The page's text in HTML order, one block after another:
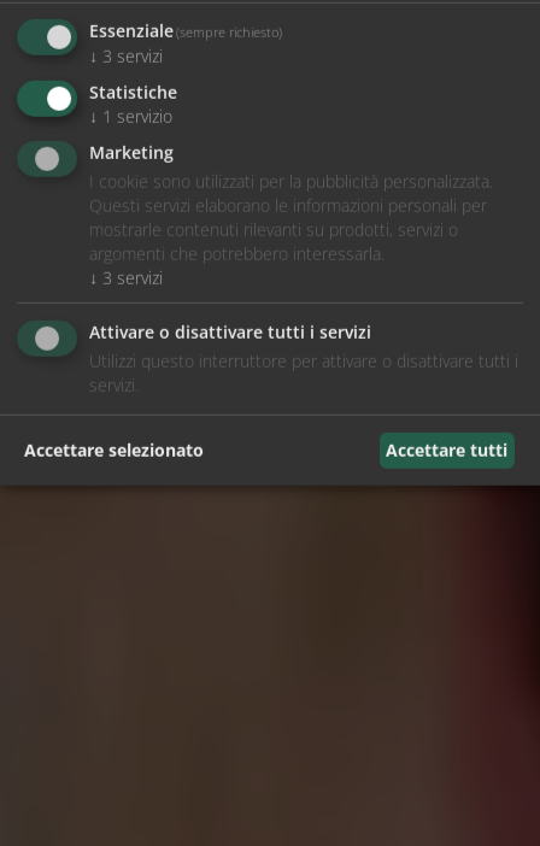
Essenziale(sempre richiesto)
↓ 3 servizi
Statistiche
↓ 1 servizio
Marketing
I cookie sono utilizzati per la pubblicità personalizzata.
Questi servizi elaborano le informazioni personali per
mostrarle contenuti rilevanti su prodotti, servizi o
argomenti che potrebbero interessarla.
↓ 3 servizi
Attivare o disattivare tutti i servizi
Utilizzi questo interruttore per attivare o disattivare tutti i
servizi.
Accettare selezionato Accettare tutti